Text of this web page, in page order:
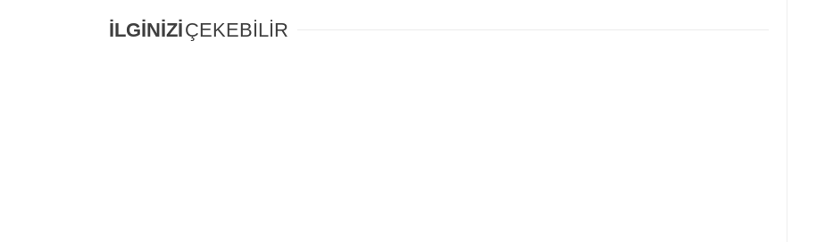
İLGİNİZİÇEKEBİLİR